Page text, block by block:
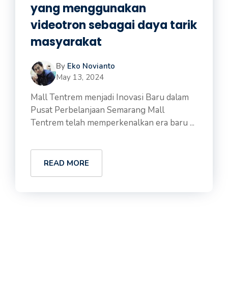
yang menggunakan
videotron sebagai daya tarik
masyarakat
By Eko Novianto
May 13, 2024
Mall Tentrem menjadi Inovasi Baru dalam
Pusat Perbelanjaan Semarang Mall
Tentrem telah memperkenalkan era baru ...
READ MORE